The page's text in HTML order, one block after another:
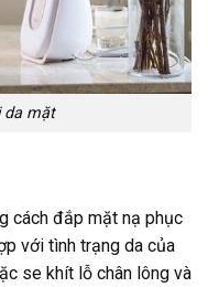
da mặt
cách đắp mặt nạ phục
với tình trạng da của
se khít lỗ chân lông và